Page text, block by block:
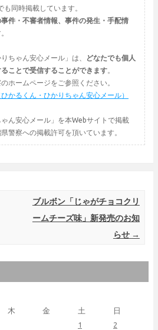
同時掲載しています。
件・不審者情報、事件の発生・手配情
ちゃん安心メール」は、
どなたでも個人
ことで受信することができます。
ホームページをご参照ください。
かるくん・ひかりちゃん安心メール）
ん安心メール」を本Webサイトで掲載
警察への掲載許可を頂いています。
ブルボン「じゃがチョコクリ
ームチーズ味」新発売のお知
らせ →
木 金 土 日
1
2